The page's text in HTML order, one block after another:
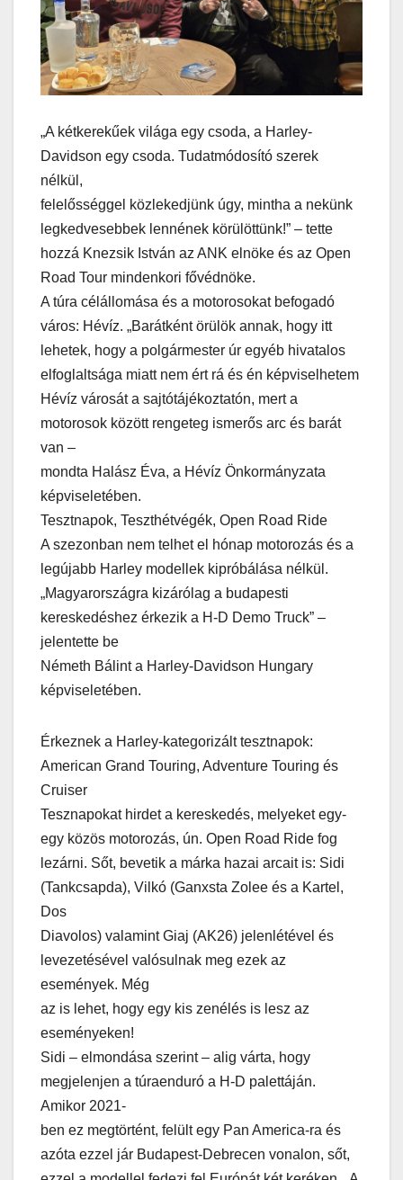
„A kétkerekűek világa egy csoda, a Harley-
Davidson egy csoda. Tudatmódosító szerek
nélkül,
felelősséggel közlekedjünk úgy, mintha a nekünk
legkedvesebbek lennének körülöttünk!” – tette
hozzá Knezsik István az ANK elnöke és az Open
Road Tour mindenkori fővédnöke.
A túra célállomása és a motorosokat befogadó
város: Hévíz. „Barátként örülök annak, hogy itt
lehetek, hogy a polgármester úr egyéb hivatalos
elfoglaltsága miatt nem ért rá és én képviselhetem
Hévíz városát a sajtótájékoztatón, mert a
motorosok között rengeteg ismerős arc és barát
van –
mondta Halász Éva, a Hévíz Önkormányzata
képviseletében.
Tesztnapok, Teszthétvégék, Open Road Ride
A szezonban nem telhet el hónap motorozás és a
legújabb Harley modellek kipróbálása nélkül.
„Magyarországra kizárólag a budapesti
kereskedéshez érkezik a H-D Demo Truck” –
jelentette be
Németh Bálint a Harley-Davidson Hungary
képviseletében.
Érkeznek a Harley-kategorizált tesztnapok:
American Grand Touring, Adventure Touring és
Cruiser
Tesznapokat hirdet a kereskedés, melyeket egy-
egy közös motorozás, ún. Open Road Ride fog
lezárni. Sőt, bevetik a márka hazai arcait is: Sidi
(Tankcsapda), Vilkó (Ganxsta Zolee és a Kartel,
Dos
Diavolos) valamint Giaj (AK26) jelenlétével és
levezetésével valósulnak meg ezek az
események. Még
az is lehet, hogy egy kis zenélés is lesz az
eseményeken!
Sidi – elmondása szerint – alig várta, hogy
megjelenjen a túraenduró a H-D palettáján.
Amikor 2021-
ben ez megtörtént, felült egy Pan America-ra és
azóta ezzel jár Budapest-Debrecen vonalon, sőt,